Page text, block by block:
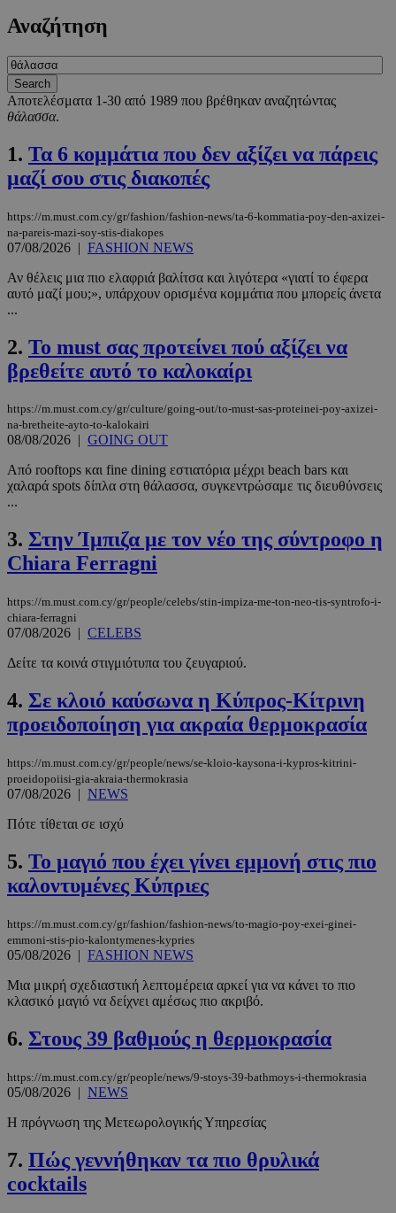
Αναζήτηση
Αποτελέσματα 1-30 από 1989 που βρέθηκαν αναζητώντας
θάλασσα.
1. Τα 6 κομμάτια που δεν αξίζει να πάρεις
μαζί σου στις διακοπές
https://m.must.com.cy/gr/fashion/fashion-news/ta-6-kommatia-poy-den-axizei-
na-pareis-mazi-soy-stis-diakopes
07/08/2026 | FASHION NEWS
Αν θέλεις μια πιο ελαφριά βαλίτσα και λιγότερα «γιατί το έφερα
αυτό μαζί μου;», υπάρχουν ορισμένα κομμάτια που μπορείς άνετα
...
2. Το must σας προτείνει πού αξίζει να
βρεθείτε αυτό το καλοκαίρι
https://m.must.com.cy/gr/culture/going-out/to-must-sas-proteinei-poy-axizei-
na-bretheite-ayto-to-kalokairi
08/08/2026 | GOING OUT
Από rooftops και fine dining εστιατόρια μέχρι beach bars και
χαλαρά spots δίπλα στη θάλασσα, συγκεντρώσαμε τις διευθύνσεις
...
3. Στην Ίμπιζα με τον νέο της σύντροφο η
Chiara Ferragni
https://m.must.com.cy/gr/people/celebs/stin-impiza-me-ton-neo-tis-syntrofo-i-
chiara-ferragni
07/08/2026 | CELEBS
Δείτε τα κοινά στιγμιότυπα του ζευγαριού.
4. Σε κλοιό καύσωνα η Κύπρος-Κίτρινη
προειδοποίηση για ακραία θερμοκρασία
https://m.must.com.cy/gr/people/news/se-kloio-kaysona-i-kypros-kitrini-
proeidopoiisi-gia-akraia-thermokrasia
07/08/2026 | NEWS
Πότε τίθεται σε ισχύ
5. Το μαγιό που έχει γίνει εμμονή στις πιο
καλοντυμένες Κύπριες
https://m.must.com.cy/gr/fashion/fashion-news/to-magio-poy-exei-ginei-
emmoni-stis-pio-kalontymenes-kypries
05/08/2026 | FASHION NEWS
Μια μικρή σχεδιαστική λεπτομέρεια αρκεί για να κάνει το πιο
κλασικό μαγιό να δείχνει αμέσως πιο ακριβό.
6. Στους 39 βαθμούς η θερμοκρασία
https://m.must.com.cy/gr/people/news/9-stoys-39-bathmoys-i-thermokrasia
05/08/2026 | NEWS
Η πρόγνωση της Μετεωρολογικής Υπηρεσίας
7. Πώς γεννήθηκαν τα πιο θρυλικά
cocktails